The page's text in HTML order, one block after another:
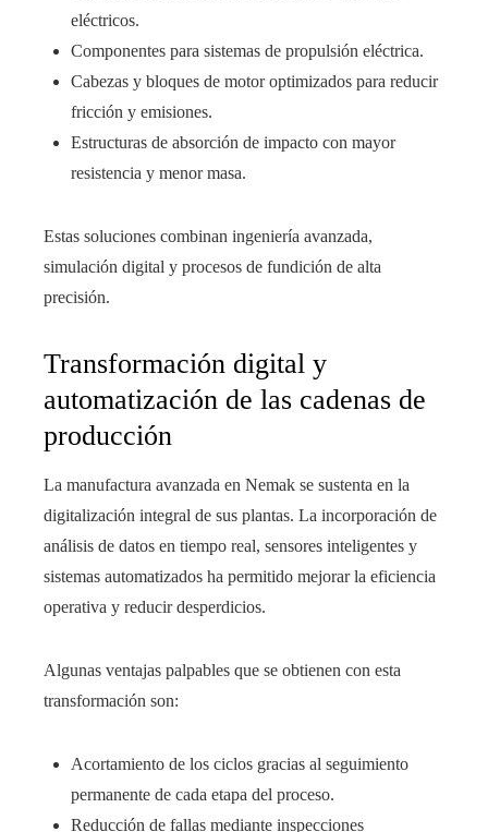
eléctricos.
Componentes para sistemas de propulsión eléctrica.
Cabezas y bloques de motor optimizados para reducir
fricción y emisiones.
Estructuras de absorción de impacto con mayor
resistencia y menor masa.
Estas soluciones combinan ingeniería avanzada,
simulación digital y procesos de fundición de alta
precisión.
Transformación digital y
automatización de las cadenas de
producción
La manufactura avanzada en Nemak se sustenta en la
digitalización integral de sus plantas. La incorporación de
análisis de datos en tiempo real, sensores inteligentes y
sistemas automatizados ha permitido mejorar la eficiencia
operativa y reducir desperdicios.
Algunas ventajas palpables que se obtienen con esta
transformación son:
Acortamiento de los ciclos gracias al seguimiento
permanente de cada etapa del proceso.
Reducción de fallas mediante inspecciones